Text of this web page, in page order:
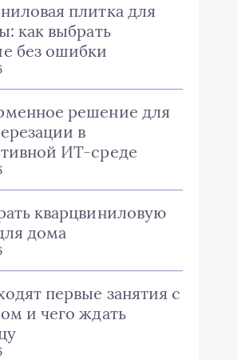
плитка для
как выбрать
без ошибки
решение для
в
ИТ-среде
кварцвиниловую
дома
первые занятия с
и чего ждать